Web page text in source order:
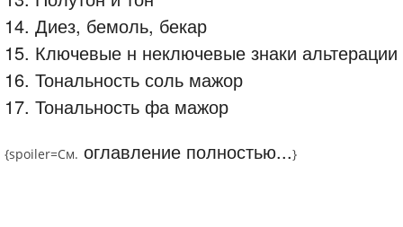
14. Диез, бемоль, бекар
15. Ключевые н неключевые знаки альтерации
16. Тональность соль мажор
17. Тональность фа мажор
{spoiler=См. оглавление полностью...}